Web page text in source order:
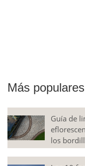
Más populares
Guía de
los